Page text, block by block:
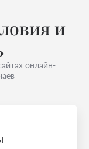
и
онлайн-